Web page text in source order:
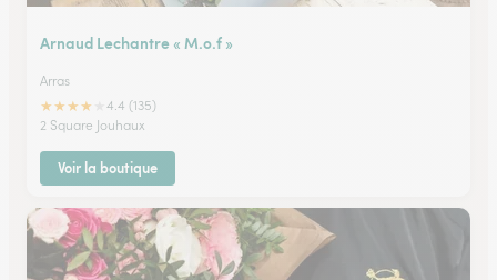
Arnaud Lechantre « M.o.f »
Arras
★★★★
4.4 (135)
2 Square Jouhaux
Voir la boutique